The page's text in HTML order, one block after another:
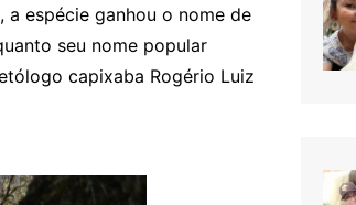
a espécie ganhou o nome de
seu nome popular
capixaba Rogério Luiz